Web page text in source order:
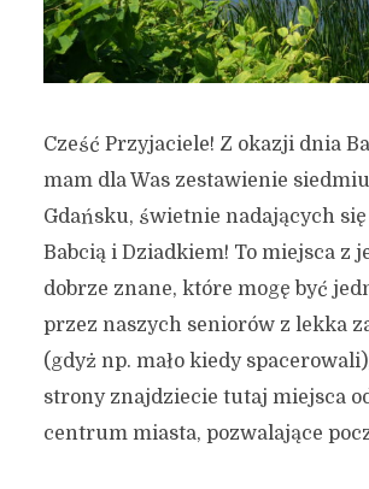
Cześć Przyjaciele! Z okazji dnia
mam dla Was zestawienie
Gdańsku, świetnie nadających
Babcią i Dziadkiem! To miejsca z
dobrze znane, które mogę być
przez naszych seniorów z lekka
(gdyż np. mało kiedy
strony znajdziecie tutaj miejsca
centrum miasta, pozwalające